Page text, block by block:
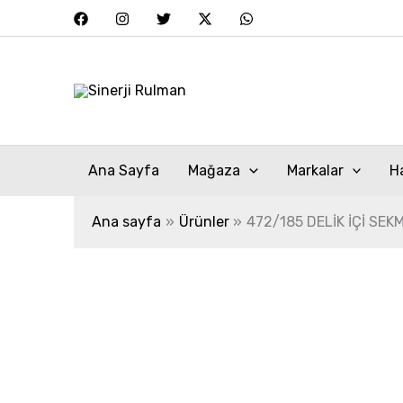
atla
Ana Sayfa Mağaza Markalar
Ana sayfa Ürünler 472/185 DELİK İÇİ